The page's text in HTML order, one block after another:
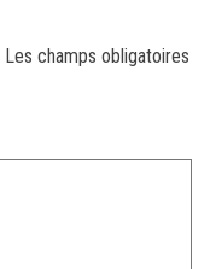
Les champs obligatoires